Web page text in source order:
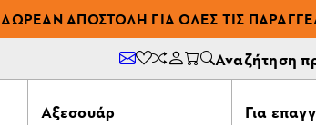
ΔΩΡΕΆΝ ΑΠΟΣΤΟΛΉ ΓΙΑ ΌΛΕΣ ΤΙΣ
Αναζήτηση
Αξεσουάρ Για